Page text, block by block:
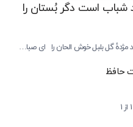
گل بلبل خوش الحان را ای صبا…
حافظ